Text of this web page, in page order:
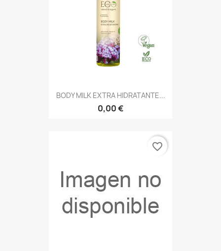
BODY MILK EXTRA HIDRATANTE...
0,00 €
favorite_border